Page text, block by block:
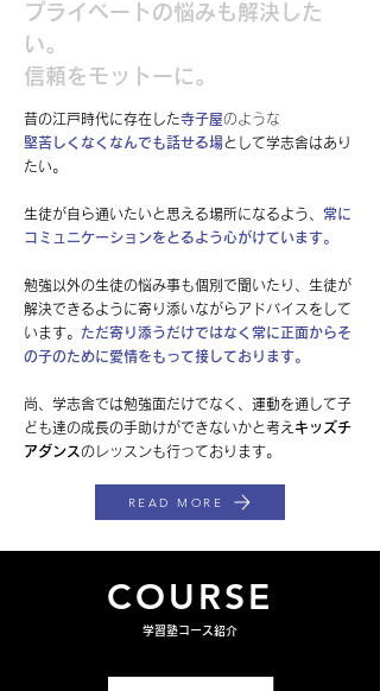
プライベートの悩みも解決した
い。
信頼をモットーに。
昔の江戸時代に存在した寺子屋のような
堅苦しくなくなんでも話せる場として学志舎はあり
たい。
生徒が自ら通いたいと思える場所になるよう、 常に
コミュニケーションをとるよう心がけています。
勉強以外の生徒の悩み事も個別で聞いたり、生徒が
解決できるように寄り添いながらアドバイスをして
います。 ただ寄り添うだけではなく常に正面からそ
の子のために愛情をもって接しております。
尚、学志舎では勉強面だけでなく、運動を通して子
ども達の成長の手助けができないかと考え キッズチ
アダンスのレッスンも行っております。
READ MORE
COURSE
​学習塾コース紹介